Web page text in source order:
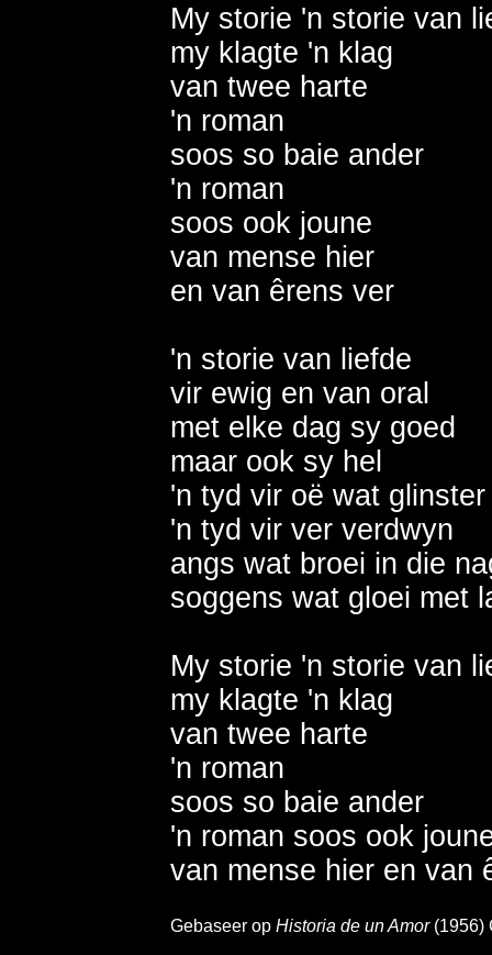
My storie 'n storie van
my klagte 'n klag
van twee harte
'n roman
soos so baie ander
'n roman
soos ook joune
van mense hier
en van êrens ver
'n storie van liefde
vir ewig en van oral
met elke dag sy goed
maar ook sy hel
'n tyd vir oë wat
'n tyd vir ver verdwyn
angs wat broei in die
soggens wat gloei met
My storie 'n storie van
my klagte 'n klag
van twee harte
'n roman
soos so baie ander
'n roman soos ook
Gebaseer op Historia de un Amor(1956)